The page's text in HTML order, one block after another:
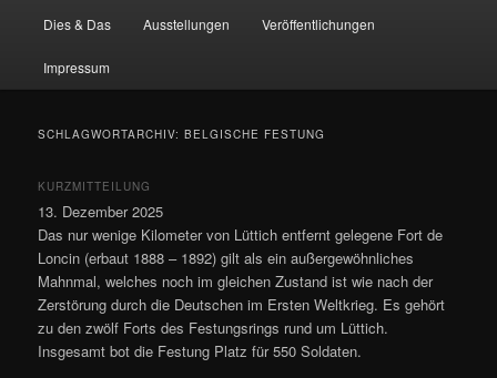
Dies & Das Ausstellungen Veröffentlichungen
Impressum
SCHLAGWORTARCHIV:BELGISCHE FESTUNG
KURZMITTEILUNG
13. Dezember 2025
Das nur wenige Kilometer von Lüttich entfernt gelegene Fort de
Loncin (erbaut 1888 – 1892) gilt als ein außergewöhnliches
Mahnmal, welches noch im gleichen Zustand ist wie nach der
Zerstörung durch die Deutschen im Ersten Weltkrieg. Es gehört
zu den zwölf Forts des Festungsrings rund um Lüttich.
Insgesamt bot die Festung Platz für 550 Soldaten.